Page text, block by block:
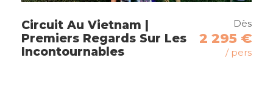
Itinéraire
Circuit Au Vietnam |
Premiers Regards Sur Les
Incontournables
Dès
2 295 €
/ pers